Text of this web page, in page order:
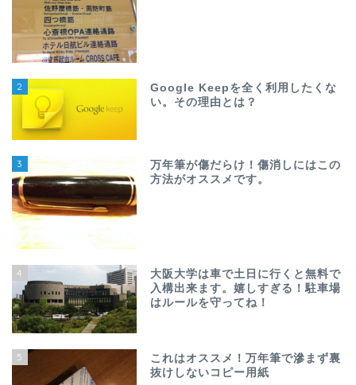
2
Google Keepを全く利用したくな
い。その理由とは？
3
万年筆が傷だらけ！傷消しにはこの
方法がオススメです。
4
大阪大学は車で土日に行くと無料で
入構出来ます。嬉しすぎる！駐車場
はルールを守ってね！
5
これはオススメ！万年筆で滲まず裏
抜けしないコピー用紙